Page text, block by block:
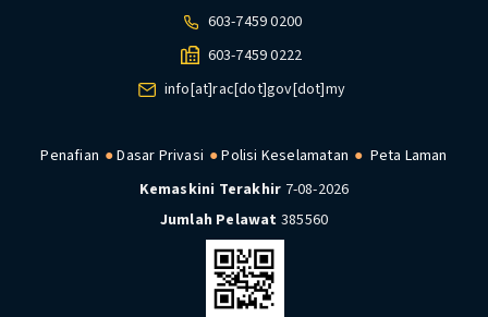
603-7459 0200
603-7459 0222
info[at]rac[dot]gov[dot]my
Penafian Dasar Privasi Polisi Keselamatan
Peta Laman
Kemaskini Terakhir 7-08-2026
Jumlah Pelawat 385560